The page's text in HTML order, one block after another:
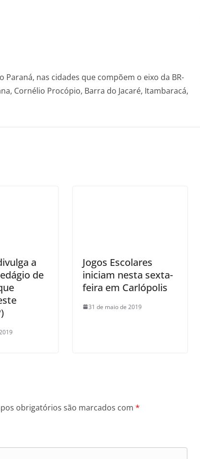
Paraná, nas cidades que compõem o eixo da BR-
Cornélio Procópio, Barra do Jacaré, Itambaracá,
a
de
Jogos Escolares
iniciam nesta sexta-
feira em Carlópolis
31 de maio de 2019
obrigatórios são marcados com *